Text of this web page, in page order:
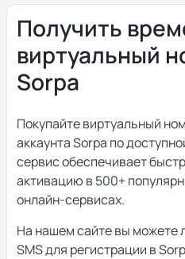
Получить
виртуальный
Sorpa
Покупайте виртуальный
аккаунта Sorpa по
сервис обеспечивает
активацию в 500+
онлайн-сервисах.
На нашем сайте вы можете
SMS для регистрации в